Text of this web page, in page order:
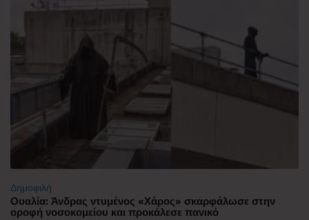
Δημοφιλή
Ουαλία: Άνδρας ντυμένος «Χάρος» σκαρφάλωσε στην
οροφή νοσοκομείου και προκάλεσε πανικό